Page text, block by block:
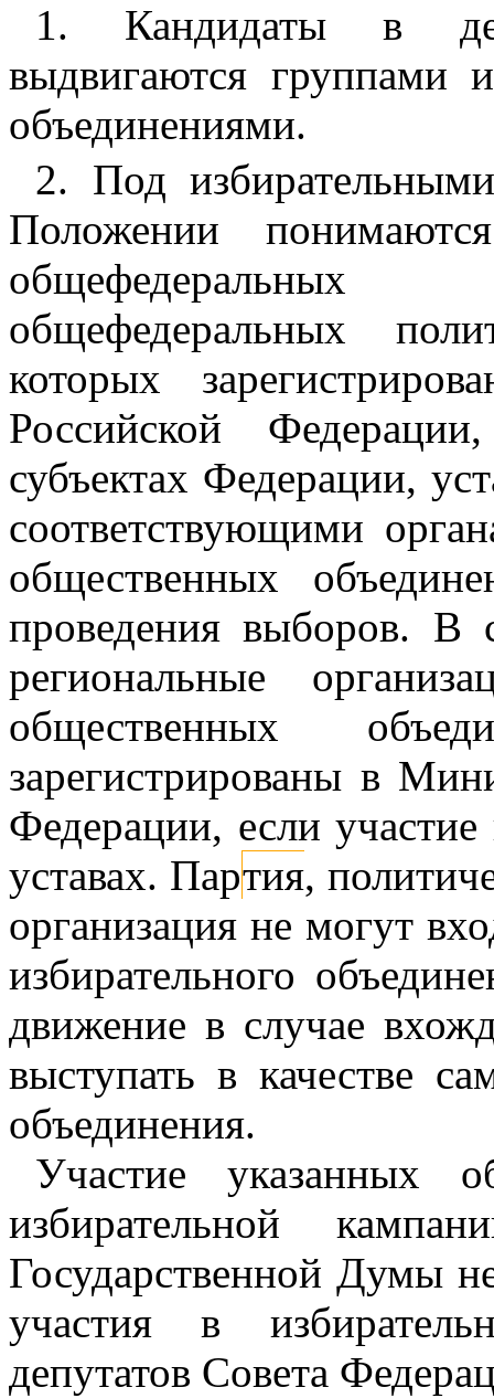
1. Кандидаты в
выдвигаются группами
объединениями.
2. Под
Положении
общефедеральных
общефедеральных
которых
Российской
субъектах Федерации,
соответствующими
общественных
проведения выборов. В
региональные
общественных
зарегистрированы в
Федерации, если
уставах. Партия,
организация не могут
избирательного
движение в случае
выступать в качестве
объединения.
Участие указанных
избирательной
Государственной Думы
участия в
депутатов Совета